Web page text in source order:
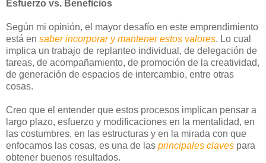
Esfuerzo vs. Beneficios
Según mi opinión, el mayor desafío en este emprendimiento
está en saber incorporar y mantener estos valores. Lo cual
implica un trabajo de replanteo individual, de delegación de
tareas, de acompañamiento, de promoción de la creatividad,
de generación de espacios de intercambio, entre otras
cosas.
Creo que el entender que estos procesos implican pensar a
largo plazo, esfuerzo y modificaciones en la mentalidad, en
las costumbres, en las estructuras y en la mirada con que
enfocamos las cosas, es una de las principales claves para
obtener buenos resultados.